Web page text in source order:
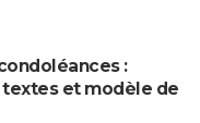
:
et modèle de